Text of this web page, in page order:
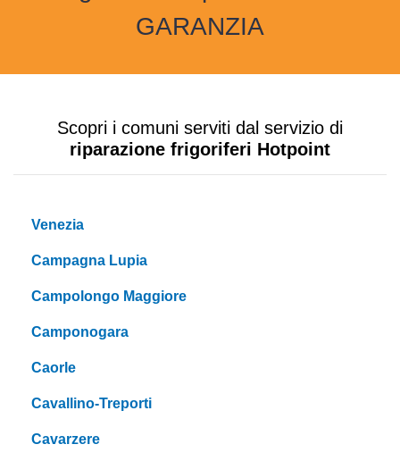
GARANZIA
Scopri i comuni serviti dal servizio di
riparazione frigoriferi Hotpoint
Venezia
Campagna Lupia
Campolongo Maggiore
Camponogara
Caorle
Cavallino-Treporti
Cavarzere